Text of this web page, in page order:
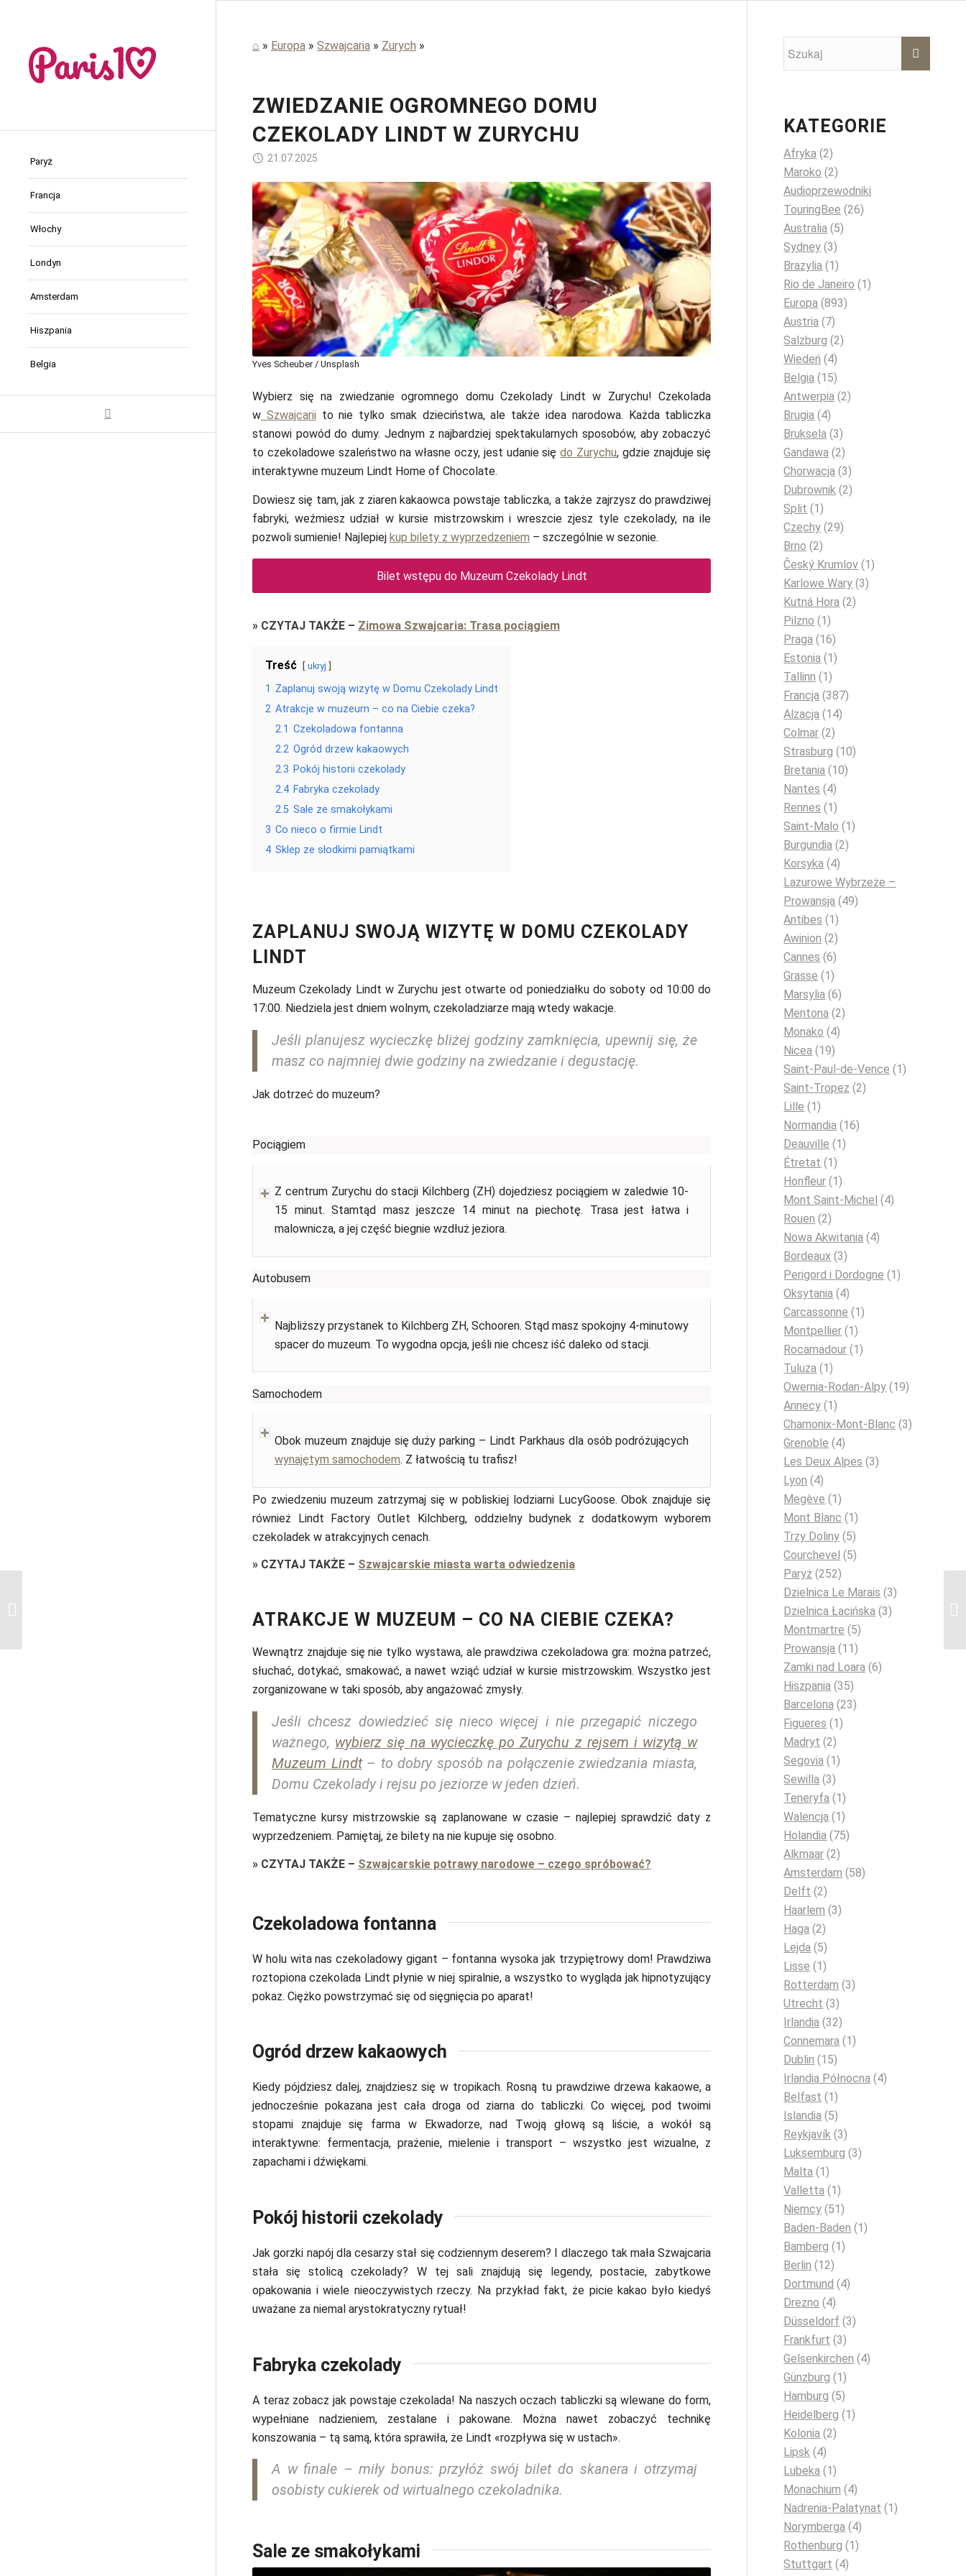
Paryż
Francja
Włochy
Londyn
Amsterdam
Hiszpania
Belgia
⌂ » Europa » Szwajcaria » Zurych »
ZWIEDZANIE OGROMNEGO DOMU
CZEKOLADY LINDT W ZURYCHU
21.07.2025
Yves Scheuber / Unsplash
Wybierz się na zwiedzanie ogromnego domu Czekolady Lindt w Zurychu! Czekolada
w Szwajcarii to nie tylko smak dzieciństwa, ale także idea narodowa. Każda tabliczka
stanowi powód do dumy. Jednym z najbardziej spektakularnych sposobów, aby zobaczyć
to czekoladowe szaleństwo na własne oczy, jest udanie siędo Zurychu, gdzie znajduje się
interaktywne muzeum Lindt Home of Chocolate.
Dowiesz się tam, jak z ziaren kakaowca powstaje tabliczka, a także zajrzysz do prawdziwej
fabryki, weźmiesz udział w kursie mistrzowskim i wreszcie zjesz tyle czekolady, na ile
pozwoli sumienie! Najlepiej kup bilety z wyprzedzeniem – szczególnie w sezonie.
Bilet wstępu do Muzeum Czekolady Lindt
» CZYTAJ TAKŻE – Zimowa Szwajcaria: Trasa pociągiem
Treść ukryj
1 Zaplanuj swoją wizytę w Domu Czekolady Lindt
2 Atrakcje w muzeum – co na Ciebie czeka?
2.1 Czekoladowa fontanna
2.2 Ogród drzew kakaowych
2.3 Pokój historii czekolady
2.4 Fabryka czekolady
2.5 Sale ze smakołykami
3 Co nieco o firmie Lindt
4 Sklep ze słodkimi pamiątkami
ZAPLANUJ SWOJĄ WIZYTĘ W DOMU CZEKOLADY
LINDT
Muzeum Czekolady Lindt w Zurychu jest otwarte od poniedziałku do soboty od 10:00 do
17:00. Niedziela jest dniem wolnym, czekoladziarze mają wtedy wakacje.
Jeśli planujesz wycieczkę bliżej godziny zamknięcia, upewnij się, że
masz co najmniej dwie godziny na zwiedzanie i degustację.
Jak dotrzeć do muzeum?
Pociągiem
Z centrum Zurychu do stacji Kilchberg (ZH) dojedziesz pociągiem w zaledwie 10-
15 minut. Stamtąd masz jeszcze 14 minut na piechotę. Trasa jest łatwa i
malownicza, a jej część biegnie wzdłuż jeziora.
Autobusem
Najbliższy przystanek to Kilchberg ZH, Schooren. Stąd masz spokojny 4-minutowy
spacer do muzeum. To wygodna opcja, jeśli nie chcesz iść daleko od stacji.
Samochodem
Obok muzeum znajduje się duży parking – Lindt Parkhaus dla osób podróżujących
wynajętym samochodem. Z łatwością tu trafisz!
Po zwiedzeniu muzeum zatrzymaj się w pobliskiej lodziarni LucyGoose. Obok znajduje się
również Lindt Factory Outlet Kilchberg, oddzielny budynek z dodatkowym wyborem
czekoladek w atrakcyjnych cenach.
» CZYTAJ TAKŻE – Szwajcarskie miasta warta odwiedzenia
ATRAKCJE W MUZEUM – CO NA CIEBIE CZEKA?
Wewnątrz znajduje się nie tylko wystawa, ale prawdziwa czekoladowa gra: można patrzeć,
słuchać, dotykać, smakować, a nawet wziąć udział w kursie mistrzowskim. Wszystko jest
zorganizowane w taki sposób, aby angażować zmysły.
Jeśli chcesz dowiedzieć się nieco więcej i nie przegapić niczego
ważnego, wybierz się na wycieczkę po Zurychu z rejsem i wizytą w
Muzeum Lindt– to dobry sposób na połączenie zwiedzania miasta,
Domu Czekolady i rejsu po jeziorze w jeden dzień.
Tematyczne kursy mistrzowskie są zaplanowane w czasie – najlepiej sprawdzić daty z
wyprzedzeniem. Pamiętaj, że bilety na nie kupuje się osobno.
» CZYTAJ TAKŻE – Szwajcarskie potrawy narodowe – czego spróbować?
Czekoladowa fontanna
W holu wita nas czekoladowy gigant – fontanna wysoka jak trzypiętrowy dom! Prawdziwa
roztopiona czekolada Lindt płynie w niej spiralnie, a wszystko to wygląda jak hipnotyzujący
pokaz. Ciężko powstrzymać się od sięgnięcia po aparat!
Ogród drzew kakaowych
Kiedy pójdziesz dalej, znajdziesz się w tropikach. Rosną tu prawdziwe drzewa kakaowe, a
jednocześnie pokazana jest cała droga od ziarna do tabliczki. Co więcej, pod twoimi
stopami znajduje się farma w Ekwadorze, nad Twoją głową są liście, a wokół są
interaktywne: fermentacja, prażenie, mielenie i transport – wszystko jest wizualne, z
zapachami i dźwiękami.
Pokój historii czekolady
Jak gorzki napój dla cesarzy stał się codziennym deserem? I dlaczego tak mała Szwajcaria
stała się stolicą czekolady? W tej sali znajdują się legendy, postacie, zabytkowe
opakowania i wiele nieoczywistych rzeczy. Na przykład fakt, że picie kakao było kiedyś
uważane za niemal arystokratyczny rytuał!
Fabryka czekolady
A teraz zobacz jak powstaje czekolada! Na naszych oczach tabliczki są wlewane do form,
wypełniane nadzieniem, zestalane i pakowane. Można nawet zobaczyć technikę
konszowania – tą samą, która sprawiła, że Lindt «rozpływa się w ustach».
A w finale – miły bonus: przyłóż swój bilet do skanera i otrzymaj
osobisty cukierek od wirtualnego czekoladnika.
Sale ze smakołykami
KATEGORIE
Afryka (2)
Maroko (2)
Audioprzewodniki
TouringBee (26)
Australia (5)
Sydney (3)
Brazylia (1)
Rio de Janeiro (1)
Europa (893)
Austria (7)
Salzburg (2)
Wiedeń (4)
Belgia (15)
Antwerpia (2)
Brugia (4)
Bruksela (3)
Gandawa (2)
Chorwacja (3)
Dubrownik (2)
Split (1)
Czechy (29)
Brno (2)
Český Krumlov (1)
Karlowe Wary (3)
Kutná Hora (2)
Pilzno (1)
Praga (16)
Estonia (1)
Tallinn (1)
Francja (387)
Alzacja (14)
Colmar (2)
Strasburg (10)
Bretania (10)
Nantes (4)
Rennes (1)
Saint-Malo (1)
Burgundia (2)
Korsyka (4)
Lazurowe Wybrzeże –
Prowansja (49)
Antibes (1)
Awinion (2)
Cannes (6)
Grasse (1)
Marsylia (6)
Mentona (2)
Monako (4)
Nicea (19)
Saint-Paul-de-Vence (1)
Saint-Tropez (2)
Lille (1)
Normandia (16)
Deauville (1)
Étretat (1)
Honfleur (1)
Mont Saint-Michel (4)
Rouen (2)
Nowa Akwitania (4)
Bordeaux (3)
Perigord i Dordogne (1)
Oksytania (4)
Carcassonne (1)
Montpellier (1)
Rocamadour (1)
Tuluza (1)
Owernia-Rodan-Alpy (19)
Annecy (1)
Chamonix-Mont-Blanc (3)
Grenoble (4)
Les Deux Alpes (3)
Lyon (4)
Megève (1)
Mont Blanc (1)
Trzy Doliny (5)
Courchevel (5)
Paryż (252)
Dzielnica Le Marais (3)
Dzielnica Łacińska (3)
Montmartre (5)
Prowansja (11)
Zamki nad Loarą (6)
Hiszpania (35)
Barcelona (23)
Figueres (1)
Madryt (2)
Segovia (1)
Sewilla (3)
Teneryfa (1)
Walencja (1)
Holandia (75)
Alkmaar (2)
Amsterdam (58)
Delft (2)
Haarlem (3)
Haga (2)
Lejda (5)
Lisse (1)
Rotterdam (3)
Utrecht (3)
Irlandia (32)
Connemara (1)
Dublin (15)
Irlandia Północna (4)
Belfast (1)
Islandia (5)
Reykjavík (3)
Luksemburg (3)
Malta (1)
Valletta (1)
Niemcy (51)
Baden-Baden (1)
Bamberg (1)
Berlin (12)
Dortmund (4)
Drezno (4)
Düsseldorf (3)
Frankfurt (3)
Gelsenkirchen (4)
Günzburg (1)
Hamburg (5)
Heidelberg (1)
Kolonia (2)
Lipsk (4)
Lubeka (1)
Monachium (4)
Nadrenia-Palatynat (1)
Norymberga (4)
Rothenburg (1)
Stuttgart (4)